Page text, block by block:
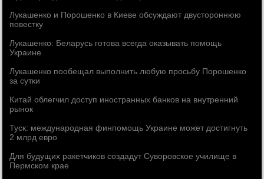
Лукашенко и Порошенко в Киеве обсуждают двустороннюю
повестку
Лукашенко: Беларусь готова всегда оказывать помощь
Украине
Лукашенко пообещал выполнить любую просьбу Порошенко
за сутки
Китай облегчил доступ иностранных банков на внутренний
рынок
Туск: международная финпомощь Украине может достигнуть
2 млрд евро
Для будущих ракетчиков создадут Суворовское училище в
Пермском крае